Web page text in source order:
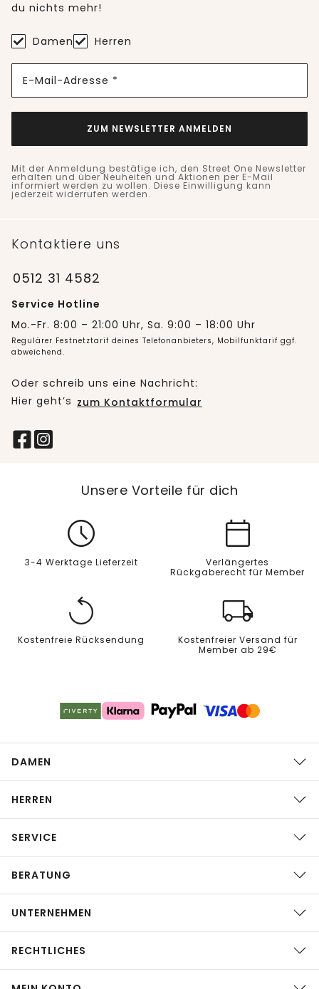
du nichts mehr!
Damen Herren
E-Mail-Adresse *
ZUM NEWSLETTER ANMELDEN
Mit der Anmeldung bestätige ich, den Street One Newsletter
erhalten und über Neuheiten und Aktionen per E-Mail
informiert werden zu wollen. Diese Einwilligung kann
jederzeit widerrufen werden.
Kontaktiere uns
0512 31 4582
Service Hotline
Mo.-Fr. 8:00 – 21:00 Uhr, Sa. 9:00 – 18:00 Uhr
Regulärer Festnetztarif deines Telefonanbieters, Mobilfunktarif ggf.
abweichend.
Oder schreib uns eine Nachricht:
Hier geht’s zum Kontaktformular
Unsere Vorteile für dich
3-4 Werktage Lieferzeit
Verlängertes
Rückgaberecht für Member
Kostenfreie Rücksendung
Kostenfreier Versand für
Member ab 29€
DAMEN
HERREN
SERVICE
BERATUNG
UNTERNEHMEN
RECHTLICHES